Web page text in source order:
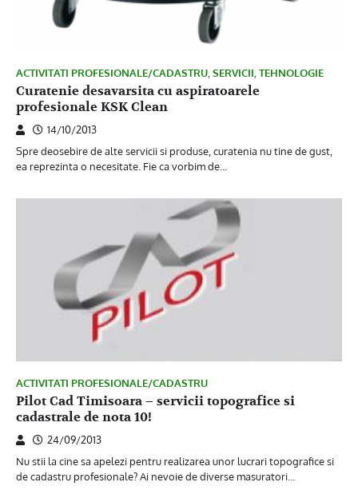
ACTIVITATI PROFESIONALE/CADASTRU,SERVICII,TEHNOLOGIE
Curatenie desavarsita cu aspiratoarele
profesionale KSK Clean
14/10/2013
Spre deosebire de alte servicii si produse, curatenia nu tine de gust,
ea reprezinta o necesitate. Fie ca vorbim de…
ACTIVITATI PROFESIONALE/CADASTRU
Pilot Cad Timisoara – servicii topografice si
cadastrale de nota 10!
24/09/2013
Nu stii la cine sa apelezi pentru realizarea unor lucrari topografice si
de cadastru profesionale? Ai nevoie de diverse masuratori…